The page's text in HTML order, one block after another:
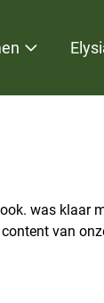
was klaar
van